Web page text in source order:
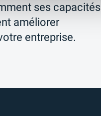
ses capacités
améliorer
entreprise.